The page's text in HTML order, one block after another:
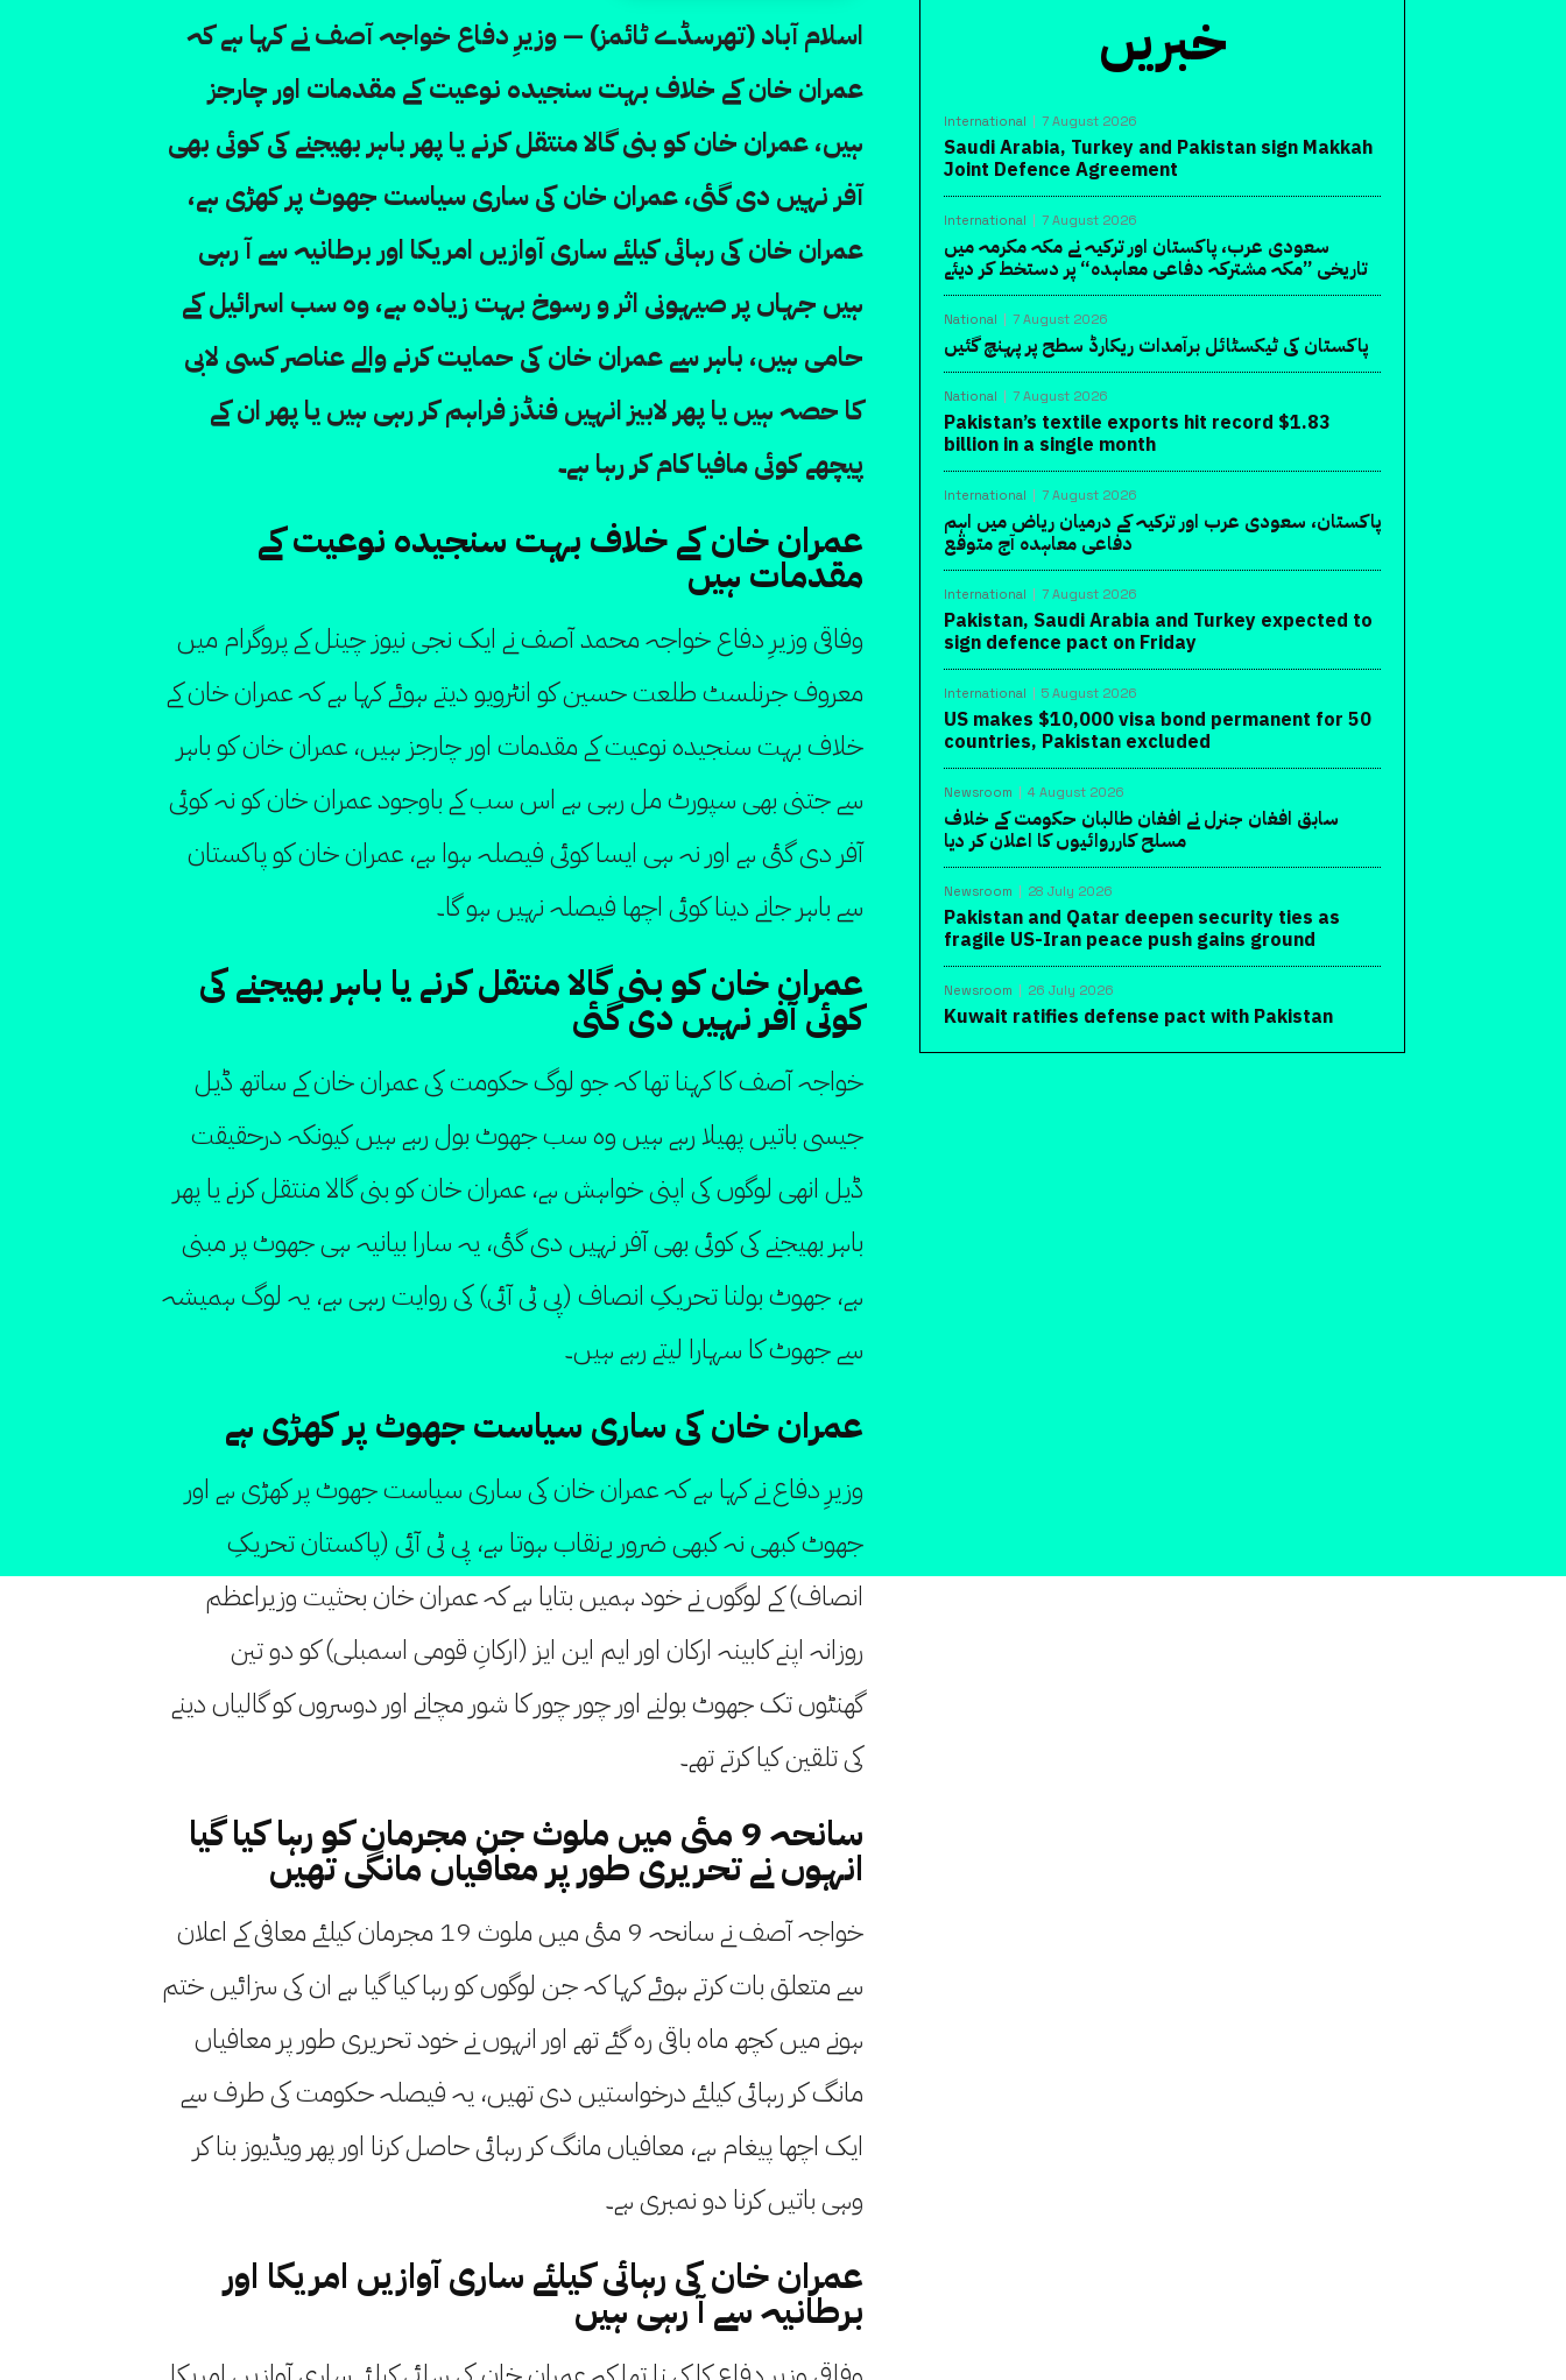
اسلام آباد (تھرسڈے ٹائمز) — وزیرِ دفاع خواجہ آصف نے کہا ہے کہ
عمران خان کے خلاف بہت سنجیدہ نوعیت کے مقدمات اور چارجز
ہیں، عمران خان کو بنی گالا منتقل کرنے یا پھر باہر بھیجنے کی کوئی بھی
آفر نہیں دی گئی، عمران خان کی ساری سیاست جھوٹ پر کھڑی ہے،
عمران خان کی رہائی کیلئے ساری آوازیں امریکا اور برطانیہ سے آ رہی
ہیں جہاں پر صیہونی اثر و رسوخ بہت زیادہ ہے، وہ سب اسرائیل کے
حامی ہیں، باہر سے عمران خان کی حمایت کرنے والے عناصر کسی لابی
کا حصہ ہیں یا پھر لابیز انہیں فنڈز فراہم کر رہی ہیں یا پھر ان کے
پیچھے کوئی مافیا کام کر رہا ہے۔
عمران خان کے خلاف بہت سنجیدہ نوعیت کے
مقدمات ہیں
وفاقی وزیرِ دفاع خواجہ محمد آصف نے ایک نجی نیوز چینل کے پروگرام میں
معروف جرنلسٹ طلعت حسین کو انٹرویو دیتے ہوئے کہا ہے کہ عمران خان کے
خلاف بہت سنجیدہ نوعیت کے مقدمات اور چارجز ہیں، عمران خان کو باہر
سے جتنی بھی سپورٹ مل رہی ہے اس سب کے باوجود عمران خان کو نہ کوئی
آفر دی گئی ہے اور نہ ہی ایسا کوئی فیصلہ ہوا ہے، عمران خان کو پاکستان
سے باہر جانے دینا کوئی اچھا فیصلہ نہیں ہو گا۔
عمران خان کو بنی گالا منتقل کرنے یا باہر بھیجنے کی
کوئی آفر نہیں دی گئی
خواجہ آصف کا کہنا تھا کہ جو لوگ حکومت کی عمران خان کے ساتھ ڈیل
جیسی باتیں پھیلا رہے ہیں وہ سب جھوٹ بول رہے ہیں کیونکہ درحقیقت
ڈیل انھی لوگوں کی اپنی خواہش ہے، عمران خان کو بنی گالا منتقل کرنے یا پھر
باہر بھیجنے کی کوئی بھی آفر نہیں دی گئی، یہ سارا بیانیہ ہی جھوٹ پر مبنی
ہے، جھوٹ بولنا تحریکِ انصاف (پی ٹی آئی) کی روایت رہی ہے، یہ لوگ ہمیشہ
سے جھوٹ کا سہارا لیتے رہے ہیں۔
عمران خان کی ساری سیاست جھوٹ پر کھڑی ہے
وزیرِ دفاع نے کہا ہے کہ عمران خان کی ساری سیاست جھوٹ پر کھڑی ہے اور
جھوٹ کبھی نہ کبھی ضرور بےنقاب ہوتا ہے، پی ٹی آئی (پاکستان تحریکِ
انصاف) کے لوگوں نے خود ہمیں بتایا ہے کہ عمران خان بحثیت وزیراعظم
روزانہ اپنے کابینہ ارکان اور ایم این ایز (ارکانِ قومی اسمبلی) کو دو تین
گھنٹوں تک جھوٹ بولنے اور چور چور کا شور مچانے اور دوسروں کو گالیاں دینے
کی تلقین کیا کرتے تھے۔
سانحہ 9 مئی میں ملوث جن مجرمان کو رہا کیا گیا
انہوں نے تحریری طور پر معافیاں مانگی تھیں
خواجہ آصف نے سانحہ 9 مئی میں ملوث 19 مجرمان کیلئے معافی کے اعلان
سے متعلق بات کرتے ہوئے کہا کہ جن لوگوں کو رہا کیا گیا ہے ان کی سزائیں ختم
ہونے میں کچھ ماہ باقی رہ گئے تھے اور انہوں نے خود تحریری طور پر معافیاں
مانگ کر رہائی کیلئے درخواستیں دی تھیں، یہ فیصلہ حکومت کی طرف سے
ایک اچھا پیغام ہے، معافیاں مانگ کر رہائی حاصل کرنا اور پھر ویڈیوز بنا کر
وہی باتیں کرنا دو نمبری ہے۔
عمران خان کی رہائی کیلئے ساری آوازیں امریکا اور
برطانیہ سے آ رہی ہیں
خبریں
International 7 August 2026
Saudi Arabia, Turkey and Pakistan sign Makkah
Joint Defence Agreement
International 7 August 2026
سعودی عرب، پاکستان اور ترکیہ نے مکہ مکرمہ میں
تاریخی ”مکہ مشترکہ دفاعی معاہدہ“ پر دستخط کر دیئے
National 7 August 2026
پاکستان کی ٹیکسٹائل برآمدات ریکارڈ سطح پر پہنچ گئیں
National 7 August 2026
Pakistan’s textile exports hit record $1.83
billion in a single month
International 7 August 2026
پاکستان، سعودی عرب اور ترکیہ کے درمیان ریاض میں اہم
دفاعی معاہدہ آج متوقع
International 7 August 2026
Pakistan, Saudi Arabia and Turkey expected to
sign defence pact on Friday
International 5 August 2026
US makes $10,000 visa bond permanent for 50
countries, Pakistan excluded
Newsroom 4 August 2026
سابق افغان جنرل نے افغان طالبان حکومت کے خلاف
مسلح کارروائیوں کا اعلان کر دیا
Newsroom 28 July 2026
Pakistan and Qatar deepen security ties as
fragile US-Iran peace push gains ground
Newsroom 26 July 2026
Kuwait ratifies defense pact with Pakistan